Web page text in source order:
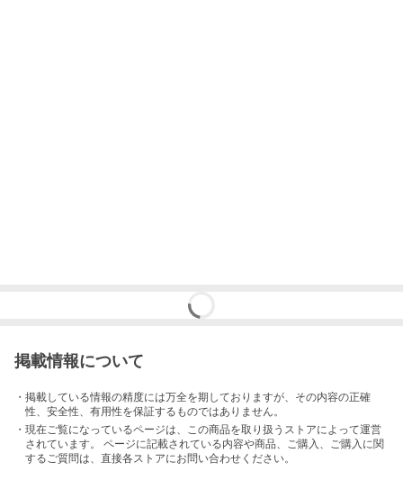
掲載情報について
・掲載している情報の精度には万全を期しておりますが、その内容の正確
性、安全性、有用性を保証するものではありません。
・現在ご覧になっているページは、この商品を取り扱うストアによって運営
されています。 ページに記載されている内容や商品、ご購入 、ご購入に関
するご質問は、直接各ストアにお問い合わせください。